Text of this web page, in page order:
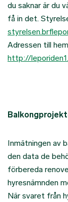
du saknar är du
få in det.
Adressen till
http://
Inmätningen av
den data de
förbereda
hyresnämnden
När svaret från